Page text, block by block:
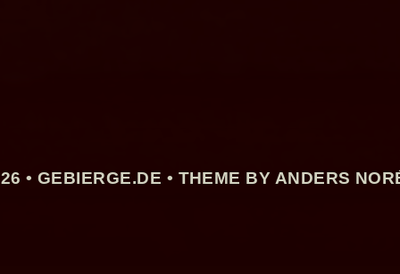
• GEBIERGE.DE • THEME BY ANDERS